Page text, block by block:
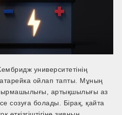
университетінің
ойлап тапты. Мұның
артықшылығы аз
созуға болады. Бірақ, қайта